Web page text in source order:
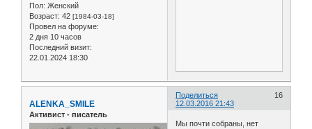
Пол: Женский
Возраст: 42 [1984-03-18]
Провел на форуме:
2 дня 10 часов
Последний визит:
22.01.2024 18:30
Поделиться
16
12.03.2016 21:43
ALENKA_SMILE
Активист - писатель
Мы почти собраны, нет